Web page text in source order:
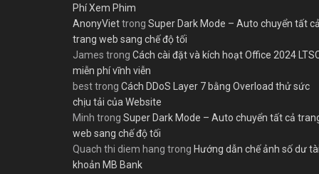
Phí Xem Phim
AnonyViettrong Super Dark Mode – Auto chuyển tất cả
trang web sang chế độ tối
James trong Cách cài đặt và kích hoạt Office 2024
miễn phí vĩnh viễn
besttrong Cách DDoS Layer 7 bằng Overload thử sức
chịu tải của Website
Minh trong Super Dark Mode – Auto chuyển tất cả
web sang chế độ tối
Quach thi diem hang trong Hướng dẫn chế ảnh số dư tài
khoản MB Bank